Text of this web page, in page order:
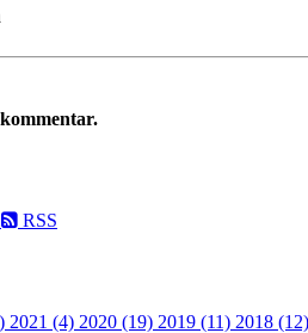
RSS
2021 (4) 2020 (19) 2019 (11) 2018 (12)